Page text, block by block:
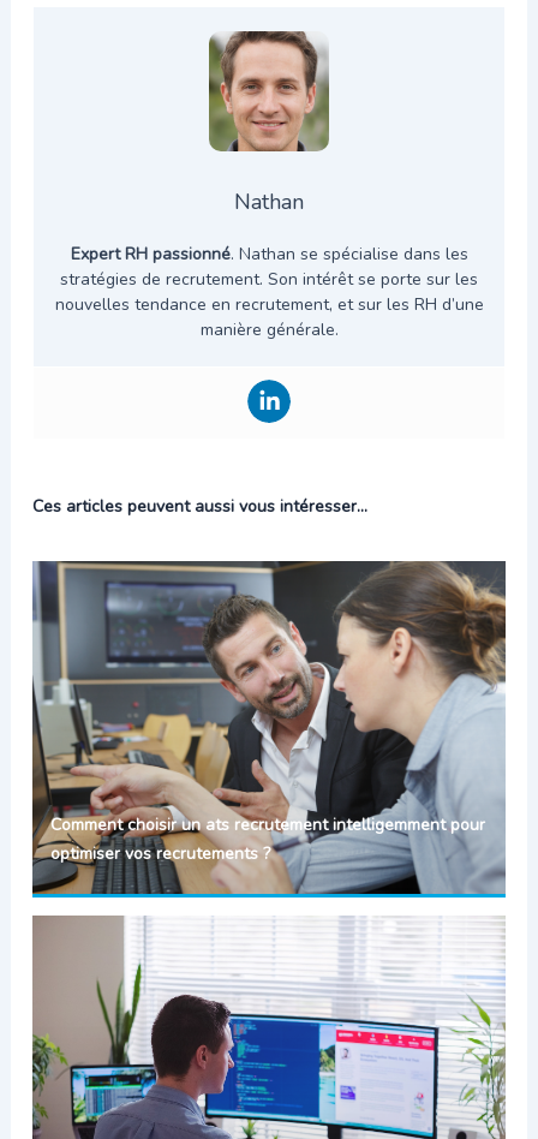
Nathan
Expert RH passionné. Nathan se spécialise dans les
stratégies de recrutement. Son intérêt se porte sur les
nouvelles tendance en recrutement, et sur les RH d’une
manière générale.
Ces articles peuvent aussi vous intéresser...
Comment choisir un ats recrutement intelligemment pour
optimiser vos recrutements ?